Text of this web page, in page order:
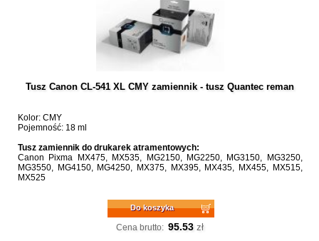
Tusz Canon CL-541 XL CMY zamiennik - tusz Quantec reman
Kolor: CMY
Pojemność: 18 ml
Tusz zamiennik do drukarek atramentowych:
Canon Pixma MX475, MX535, MG2150, MG2250, MG3150, MG3250,
MG3550, MG4150, MG4250, MX375, MX395, MX435, MX455, MX515,
MX525
Do koszyka
Cena brutto: 95.53 zł